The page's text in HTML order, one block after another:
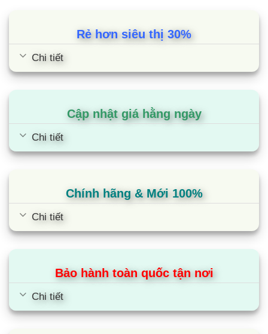
Tivi Samsung UA55U8550F | 55 inch
Rẻ hơn siêu thị 30%
Chi tiết
Cập nhật giá hằng ngày
Chi tiết
Chính hãng & Mới 100%
Chi tiết
Bảo hành toàn quốc tận nơi
Chi tiết